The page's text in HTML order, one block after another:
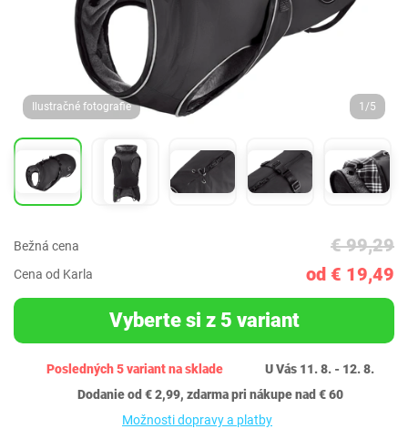
Ilustračné fotografie 1/5
Bežná cena € 99,29
Cena od Karla od € 19,49
Vyberte si z 5 variant
Posledných 5 variant na sklade
U Vás 11. 8. - 12. 8.
Dodanie od € 2,99, zdarma pri nákupe nad € 60
Možnosti dopravy a platby